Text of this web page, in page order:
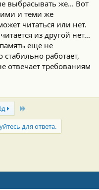
выбрасывать же... Вот
и теми же
читаться или нет.
из другой нет...
еще не
стабильно работает,
отвечает требованиям
Last
для ответа.
почта